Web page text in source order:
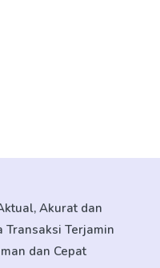
Akurat dan
Transaksi Terjamin
dan Cepat